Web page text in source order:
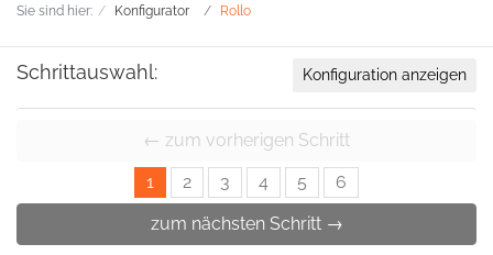
Sie sind hier: Konfigurator Rollo
Schrittauswahl: Konfiguration anzeigen
← zum vorherigen Schritt
1
2 3 4 5
6
zum nächsten Schritt →